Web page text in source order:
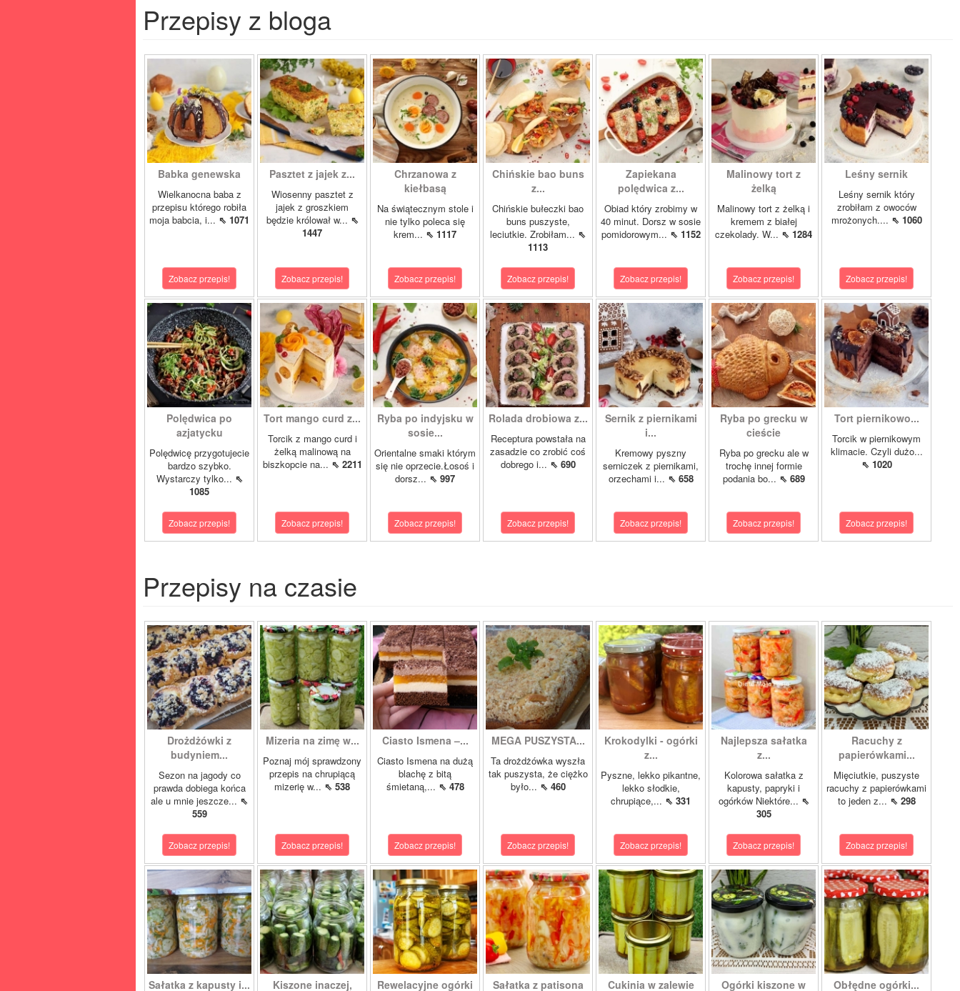
Przepisy z bloga
Babka genewska
Wielkanocna baba z
przepisu którego robiła
moja babcia, i... ⇖ 1071
Zobacz przepis!
Pasztet z jajek z...
Wiosenny pasztet z
jajek z groszkiem
będzie królował w... ⇖
1447
Zobacz przepis!
Chrzanowa z
kiełbasą
Na świątecznym stole i
nie tylko poleca się
krem... ⇖ 1117
Zobacz przepis!
Chińskie bao buns
z...
Chińskie bułeczki bao
buns puszyste,
leciutkie. Zrobiłam... ⇖
1113
Zobacz przepis!
Zapiekana
polędwica z...
Obiad który zrobimy w
40 minut. Dorsz w sosie
pomidorowym... ⇖ 1152
Zobacz przepis!
Malinowy tort z
żelką
Malinowy tort z żelką i
kremem z białej
czekolady. W... ⇖ 1284
Zobacz przepis!
Leśny sernik
Leśny sernik który
zrobiłam z owoców
mrożonych.... ⇖ 1060
Zobacz przepis!
Polędwica po
azjatycku
Polędwicę przygotujecie
bardzo szybko.
Wystarczy tylko... ⇖
1085
Zobacz przepis!
Tort mango curd z...
Torcik z mango curd i
żelką malinową na
biszkopcie na... ⇖ 2211
Zobacz przepis!
Ryba po indyjsku w
sosie...
Orientalne smaki którym
się nie oprzecie.Łosoś i
dorsz... ⇖ 997
Zobacz przepis!
Rolada drobiowa z...
Receptura powstała na
zasadzie co zrobić coś
dobrego i... ⇖ 690
Zobacz przepis!
Sernik z piernikami
i...
Kremowy pyszny
serniczek z piernikami,
orzechami i... ⇖ 658
Zobacz przepis!
Ryba po grecku w
cieście
Ryba po grecku ale w
trochę innej formie
podania bo... ⇖ 689
Zobacz przepis!
Tort piernikowo...
Torcik w piernikowym
klimacie. Czyli dużo...
⇖ 1020
Zobacz przepis!
Przepisy na czasie
Drożdżówki z
budyniem...
Sezon na jagody co
prawda dobiega końca
ale u mnie jeszcze... ⇖
559
Zobacz przepis!
Mizeria na zimę w...
Poznaj mój sprawdzony
przepis na chrupiącą
mizerię w... ⇖ 538
Zobacz przepis!
Ciasto Ismena –...
Ciasto Ismena na dużą
blachę z bitą
śmietaną,... ⇖ 478
Zobacz przepis!
MEGA PUSZYSTA...
Ta drożdżówka wyszła
tak puszysta, że ciężko
było... ⇖ 460
Zobacz przepis!
Krokodylki - ogórki
z...
Pyszne, lekko pikantne,
lekko słodkie,
chrupiące,... ⇖ 331
Zobacz przepis!
Najlepsza sałatka
z...
Kolorowa sałatka z
kapusty, papryki i
ogórków Niektóre... ⇖
305
Zobacz przepis!
Racuchy z
papierówkami...
Mięciutkie, puszyste
racuchy z papierówkami
to jeden z... ⇖ 298
Zobacz przepis!
Sałatka z kapusty i... Kiszone inaczej, Rewelacyjne ogórki Sałatka z patisona Cukinia w zalewie Ogórki kiszone w Obłędne ogórki...